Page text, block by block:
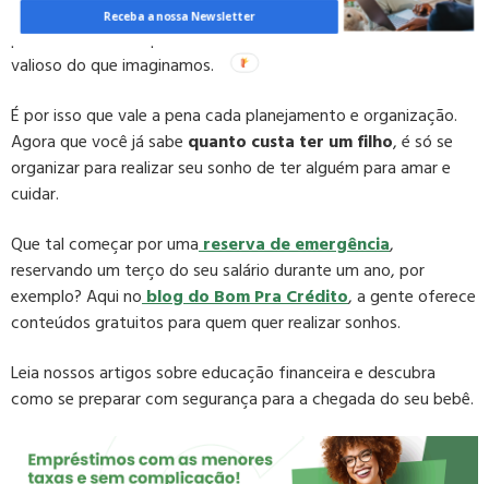
Acompanhar o desenvolvimento, as brincadeiras, as primeiras
palavras e tudo o que envolve o crescimento é muito mais
valioso do que imaginamos.
É por isso que vale a pena cada planejamento e organização.
Agora que você já sabe quanto custa ter um filho, é só se
organizar para realizar seu sonho de ter alguém para amar e
cuidar.
Que tal começar por umareserva de emergência,
reservando um terço do seu salário durante um ano, por
exemplo? Aqui noblog do Bom Pra Crédito, a gente oferece
conteúdos gratuitos para quem quer realizar sonhos.
Leia nossos artigos sobre educação financeira e descubra
como se preparar com segurança para a chegada do seu bebê.
Receba a nossa Newsletter